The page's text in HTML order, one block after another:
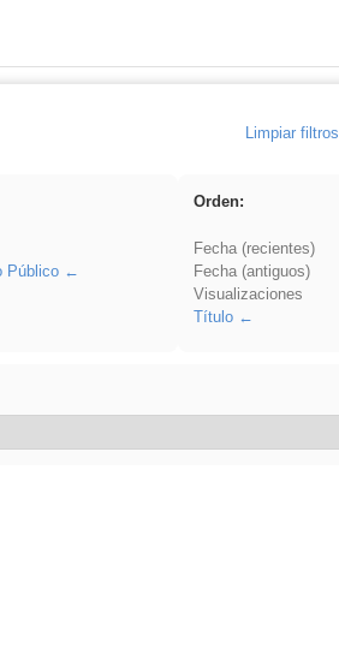
Limpiar filtros
Público
Orden:
Fecha (recientes)
Fecha (antiguos)
Visualizaciones
Título